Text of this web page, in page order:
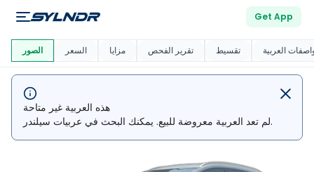
Get App
العربية دي ماركت
هذه العربية غير متاحة
لم تعد العربية معروضة للبيع. يمكنك البحث في عربيات سيلندر.
الصور السعر مزايا تقرير الفحص تقسيط العربية